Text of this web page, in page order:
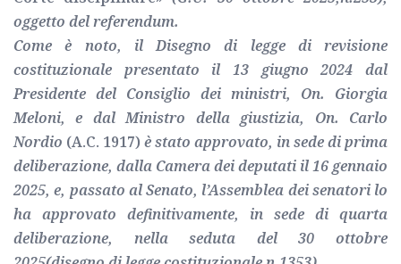
oggetto del referendum.
Come è noto, il Disegno di legge di revisione
costituzionale presentato il 13 giugno 2024 dal
Presidente del Consiglio dei ministri, On. Giorgia
Meloni, e dal Ministro della giustizia, On. Carlo
Nordio (A.C. 1917) è stato approvato, in sede di prima
deliberazione, dalla Camera dei deputati il 16 gennaio
2025, e, passato al Senato, l’Assemblea dei senatori lo
ha approvato definitivamente, in sede di quarta
deliberazione, nella seduta del 30 ottobre